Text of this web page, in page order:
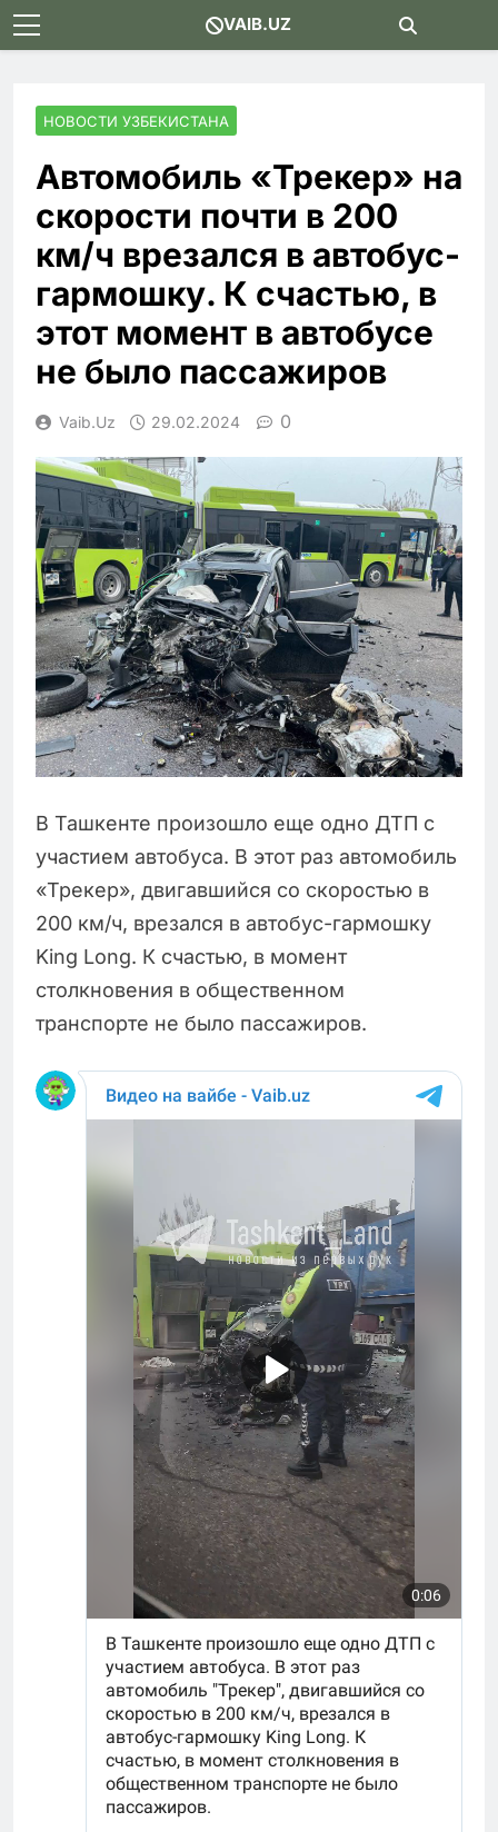
Skip
to
VAIB.UZ
НОВОСТИ УЗБЕКИСТАНА
Автомобиль «Трекер» на
скорости почти в 200
км/ч врезался в автобус-
гармошку. К счастью, в
этот момент в автобусе
не было пассажиров
Vaib.uz 29.02.2024 0
В Ташкенте произошло еще одно ДТП с
участием автобуса. В этот раз автомобиль
«Трекер», двигавшийся со скоростью в
200 км/ч, врезался в автобус-гармошку
King Long. К счастью, в момент
столкновения в общественном
транспорте не было пассажиров.